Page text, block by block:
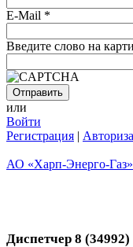
E-Mail *
Введите слово на
или
Войти
Регистрация |
АО «Харп-Энерго-Газ»
Диспетчер 8 (34992)